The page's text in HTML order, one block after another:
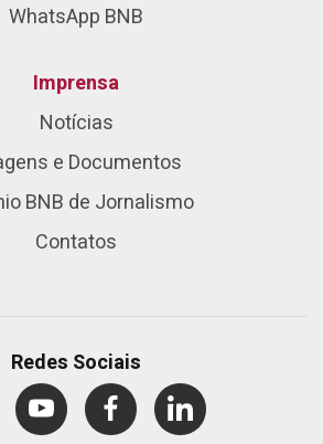
WhatsApp BNB
Imprensa
Notícias
e Documentos
BNB de Jornalismo
Contatos
Redes Sociais